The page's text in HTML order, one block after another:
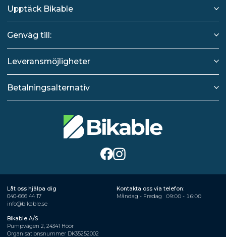
Upptäck Bikable
Genväg till:
Leveransmöjligheter
Betalningsalternativ
Låt oss hjälpa dig
040-666 44 17
info@bikable.se
Kontakta oss via telefon:
Måndag - Fredag
09:00 - 16:00
Bikable A/S
Pumpvägen 2, 24341 Höör
Organisationsnummer DK35252002